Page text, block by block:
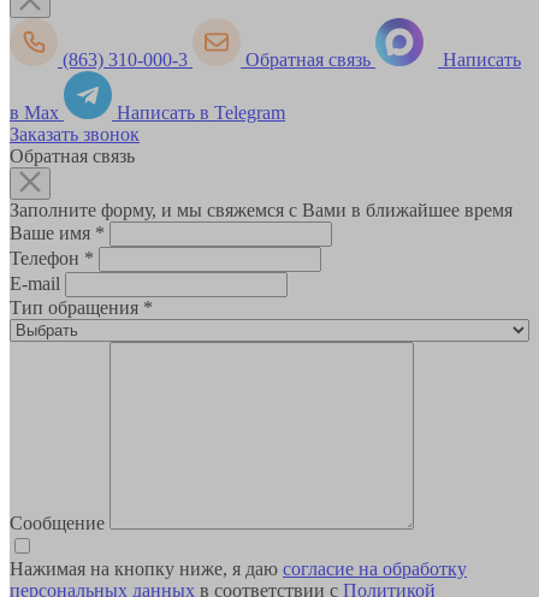
(863) 310-000-3 Обратная связь Написать
в Max
Написать в Telegram
Заказать звонок
Обратная связь
Заполните форму, и мы свяжемся с Вами в ближайшее время
Ваше имя *
Телефон *
E-mail
Тип обращения *
Сообщение
Нажимая на кнопку ниже, я даю согласие на обработку
персональных данных в соответствии с Политикой